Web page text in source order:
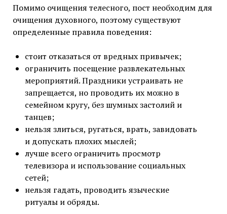
Помимо очищения телесного, пост необходим для
очищения духовного, поэтому существуют
определенные правила поведения:
стоит отказаться от вредных привычек;
ограничить посещение развлекательных
мероприятий. Праздники устраивать не
запрещается, но проводить их можно в
семейном кругу, без шумных застолий и
танцев;
нельзя злиться, ругаться, врать, завидовать
и допускать плохих мыслей;
лучше всего ограничить просмотр
телевизора и использование социальных
сетей;
нельзя гадать, проводить языческие
ритуалы и обряды.